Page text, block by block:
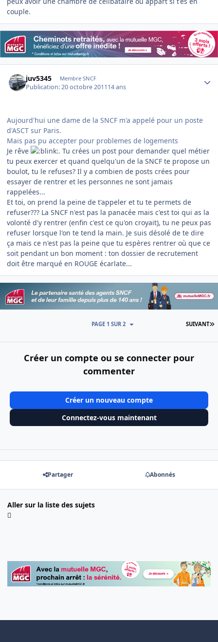
couple.
juv5345 Membre SNCF
Publication:20 octobre 201114 ans
Aujourd'hui une dame de la SNCF m'a appelé pour un poste
d'ASCT sur Paris.
Mais pas pu accepter pour problemes de logements
Je rêve
. Tu crées un post pour demander quel métier
tu peux exercer et quand quelqu'un de la SNCF te propose un
boulot, tu le refuses? Il y a combien de posts crées pour
essayer de rentrer et les personnes ne sont jamais
rappelées...
Et toi, on prend la peine de t'appeler et tu te permets de
refuser??? La SNCF n'est pas la panacée mais c'est toi qui as la
volonté d'y rentrer (enfin c'est ce qu'on croyait), tu ne peux pas
refuser lorsque l'on te tend la main. Je suis désolé de te dire
ça mais ce n'est pas la peine que tu espères rentrer où que ce
soit pendant un bon moment : ton dossier de recrutement
doit être marqué en ROUGE écarlate...
SUIVANT
PAGE 1 SUR 2
Créer un compte ou se connecter pour
commenter
Créer un nouveau compte
Connectez-vous maintenant
Partager Abonnés
Aller sur la liste des sujets